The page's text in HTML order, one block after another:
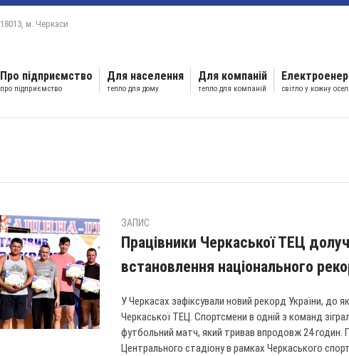
18013, м. Черкаси
Про підприємство
про підприємство
Для населення
тепло для дому
Для компаній
тепло для компаній світло у кожну
ЗАПИС
Працівники Черкаської ТЕЦ
встановлення національного
У Черкасах зафіксували новий рекорд України, до
Черкаської ТЕЦ. Спортсмени в одній з команд
футбольний матч, який тривав впродовж 24 годин.
Центрального стадіону в рамках Черкаського